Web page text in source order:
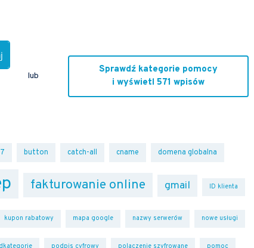
lub
Sprawdź kategorie pomocy
i wyświetl 571 wpisów
button catch-all cname domena globalna
fakturowanie online gmail ID klienta
kupon rabatowy mapa google nazwy serwerów nowe usługi